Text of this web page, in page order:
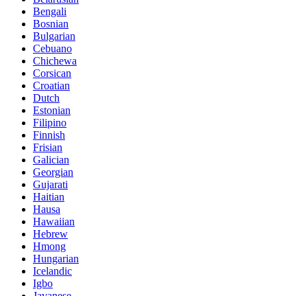
Bengali
Bosnian
Bulgarian
Cebuano
Chichewa
Corsican
Croatian
Dutch
Estonian
Filipino
Finnish
Frisian
Galician
Georgian
Gujarati
Haitian
Hausa
Hawaiian
Hebrew
Hmong
Hungarian
Icelandic
Igbo